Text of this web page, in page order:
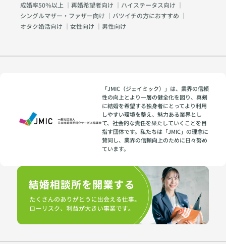
成婚率50％以上 ｜ 再婚希望者向け ｜ ハイステータス向け ｜
シングルマザー・ファザー向け ｜ バツイチの方におすすめ ｜
オタク婚活向け ｜ 女性向け ｜ 男性向け
「JMIC（ジェイミック）」は、業界の信頼
性の向上とより一層の健全化を図り、真剣
に結婚を希望する独身者にとってより利用
しやすい環境を整え、魅力ある業界とし
て、社会的な責任を果たしていくことを目
指す団体です。私たちは「JMIC」の理念に
賛同し、業界の信頼向上のために日々努め
ています。